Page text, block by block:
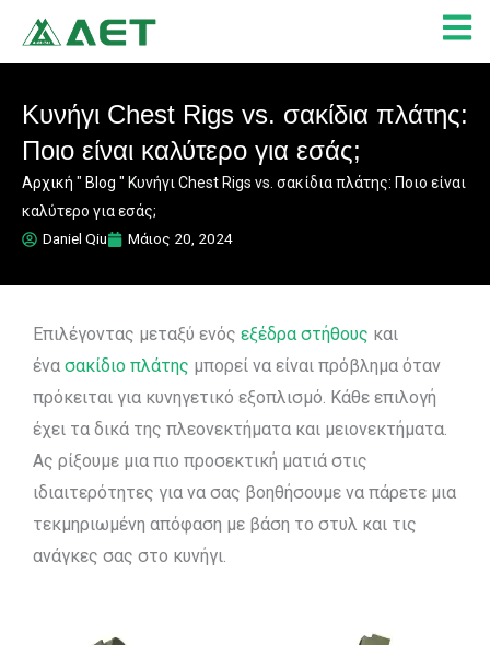
στο
περιεχόμενο
Κυνήγι Chest Rigs vs. σακίδια πλάτης:
Ποιο είναι καλύτερο για εσάς;
Αρχική " Blog " Κυνήγι Chest Rigs vs. σακίδια πλάτης: Ποιο είναι
καλύτερο για εσάς;
Daniel Qiu
Μάιος 20, 2024
Επιλέγοντας μεταξύ ενός εξέδρα στήθους και
ένα σακίδιο πλάτης μπορεί να είναι πρόβλημα όταν
πρόκειται για κυνηγετικό εξοπλισμό. Κάθε επιλογή
έχει τα δικά της πλεονεκτήματα και μειονεκτήματα.
Ας ρίξουμε μια πιο προσεκτική ματιά στις
ιδιαιτερότητες για να σας βοηθήσουμε να πάρετε μια
τεκμηριωμένη απόφαση με βάση το στυλ και τις
ανάγκες σας στο κυνήγι.